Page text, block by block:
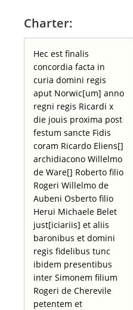
Charter:
Hec est finalis
concordia facta in
curia domini regis
aput Norwic[um] anno
regni regis Ricardi x
die jouis proxima post
festum sancte Fidis
coram Ricardo Eliens[]
archidiacono Willelmo
de Ware[] Roberto filio
Rogeri Willelmo de
Aubeni Osberto filio
Herui Michaele Belet
just[iciariis] et aliis
baronibus et domini
regis fidelibus tunc
ibidem presentibus
inter Simonem filium
Rogeri de Cherevile
petentem et